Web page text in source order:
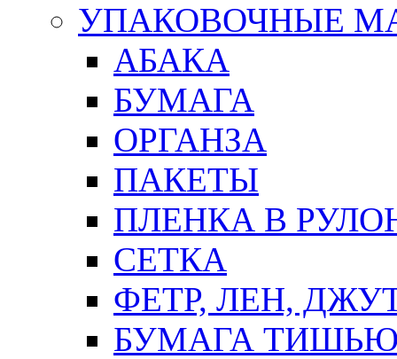
УПАКОВОЧНЫЕ
АБАКА
БУМАГА
ОРГАНЗА
ПАКЕТЫ
ПЛЕНКА В
СЕТКА
ФЕТР, ЛЕН,
БУМАГА